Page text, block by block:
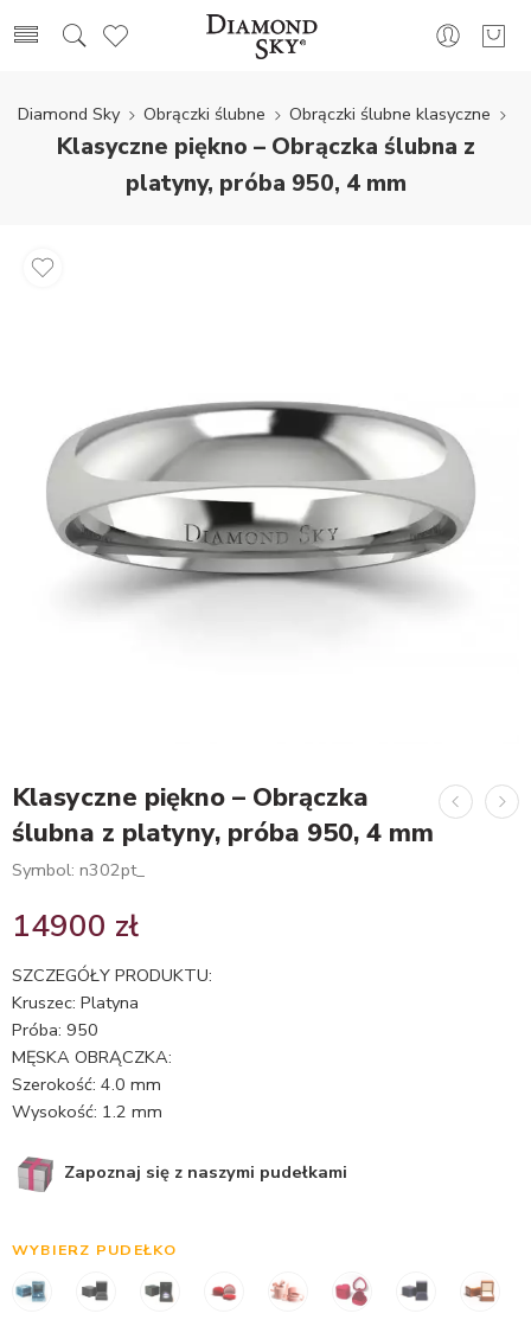
Diamond Sky Obrączki ślubne Obrączki ślubne klasyczne
Klasyczne piękno – Obrączka ślubna z
platyny, próba 950, 4 mm
Klasyczne piękno – Obrączka
ślubna z platyny, próba 950, 4 mm
Symbol: n302pt_
14900 zł
SZCZEGÓŁY PRODUKTU:
Kruszec: Platyna
Próba: 950
MĘSKA OBRĄCZKA:
Szerokość: 4.0 mm
Wysokość: 1.2 mm
Zapoznaj się z naszymi pudełkami
WYBIERZ PUDEŁKO